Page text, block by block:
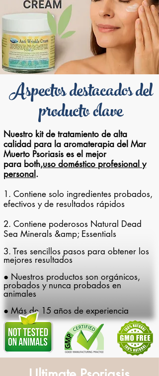
Aspectos destacados del
producto clave
Nuestro kit de tratamiento de alta
calidad para la aromaterapia del Mar
Muerto Psoriasis es el mejor
para both,uso doméstico profesional y
personal .
1. Contiene solo ingredientes probados,
efectivos y de resultados rápidos
2. Contiene poderosos Natural Dead
Sea Minerals &amp; Essentials
3. Tres sencillos pasos para obtener los
mejores resultados
● Nuestros productos son orgánicos,
probados y nunca probados en
animales
● Más de 15 años de experiencia